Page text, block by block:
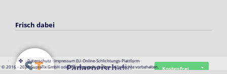
Frisch dabei
Pädagogisch-did… Kostenfrei
· · ·Datenschutz·Impressum EU-Online-Schlichtungs-Plattform·
© 2016 - 2026 SupraTix GmbH oder Partnergesellschaften - Alle Rechte vorbehalten.